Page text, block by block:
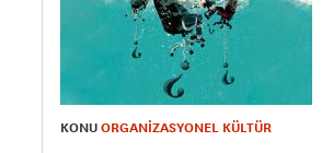
KONUORGANİZASYONEL KÜLTÜR